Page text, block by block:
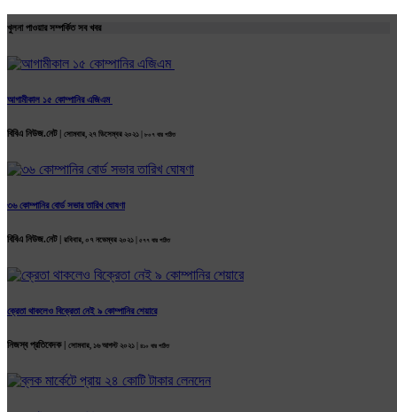
খুলনা পাওয়ার সম্পর্কিত সব খবর
আগামীকাল ১৫ কোম্পানির এজিএম
বিবিএ নিউজ.নেট | সোমবার, ২৭ ডিসেম্বর ২০২১ | ৮০৭ বার পঠিত
৩৬ কোম্পানির বোর্ড সভার তারিখ ঘোষণা
বিবিএ নিউজ.নেট | রবিবার, ০৭ নভেম্বর ২০২১ | ৫৭৭ বার পঠিত
ক্রেতা থাকলেও বিক্রেতা নেই ৯ কোম্পানির শেয়ারে
নিজস্ব প্রতিবেদক | সোমবার, ১৬ আগস্ট ২০২১ | ৪১০ বার পঠিত